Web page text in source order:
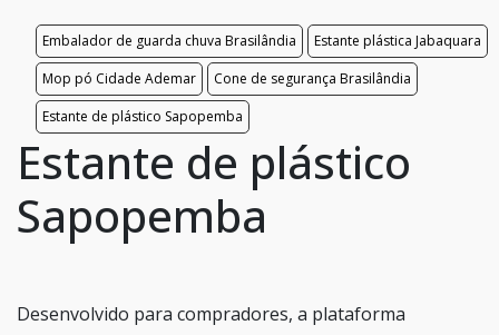
Embalador de guarda chuva Brasilândia
Estante plástica Jabaquara
Mop pó Cidade Ademar
Cone de segurança Brasilândia
Estante de plástico Sapopemba
Estante de plástico
Sapopemba
Desenvolvido para compradores, a plataforma